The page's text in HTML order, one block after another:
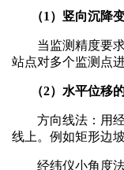
（1）竖向沉降变
当监测精度要求
站点对多个监测点
（2）水平位移的
方向线法：用经
线上。例如矩形边
经纬仪小角度法